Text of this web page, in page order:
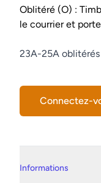
Conditions
Oblitéré (O) :
le courrier et
Description
23A-25A
Connectez-
Informations